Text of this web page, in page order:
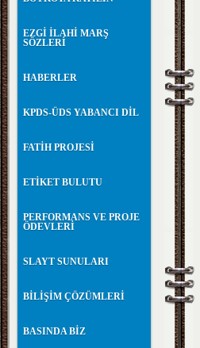
EZGİ İLAHİ MARŞ
SÖZLERİ
HABERLER
KPDS-ÜDS YABANCI DİL
FATİH PROJESİ
ETİKET BULUTU
PERFORMANS VE PROJE
ÖDEVLERİ
SLAYT SUNULARI
BİLİŞİM ÇÖZÜMLERİ
BASINDA BİZ